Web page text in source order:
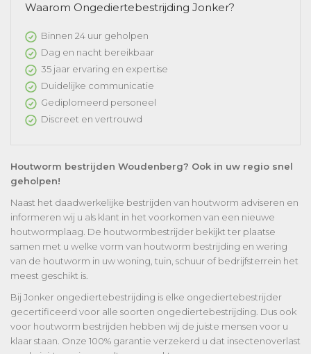
Waarom Ongediertebestrijding Jonker?
Binnen 24 uur geholpen
Dag en nacht bereikbaar
35 jaar ervaring en expertise
Duidelijke communicatie
Gediplomeerd personeel
Discreet en vertrouwd
Houtworm bestrijden Woudenberg? Ook in uw regio snel
geholpen!
Naast het daadwerkelijke bestrijden van houtworm adviseren en
informeren wij u als klant in het voorkomen van een nieuwe
houtwormplaag. De houtwormbestrijder bekijkt ter plaatse
samen met u welke vorm van houtworm bestrijding en wering
van de houtworm in uw woning, tuin, schuur of bedrijfsterrein het
meest geschikt is.
Bij Jonker ongediertebestrijding is elke ongediertebestrijder
gecertificeerd voor alle soorten ongediertebestrijding. Dus ook
voor houtworm bestrijden hebben wij de juiste mensen voor u
klaar staan. Onze 100% garantie verzekerd u dat insectenoverlast